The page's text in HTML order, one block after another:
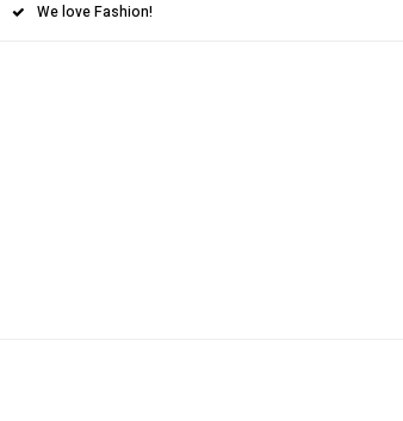
We love Fashion!